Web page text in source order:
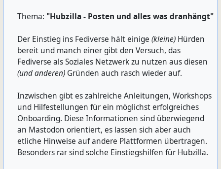
my surveillance-free, ad-free, tracker-free blog:
https://pluralistic.net/2026/04/23/poison-
pill/#kobayashied
1/
Thema: "Hubzilla - Posten und alles was dranhängt"
Der Einstieg ins Fediverse hält einige (kleine) Hürden
bereit und manch einer gibt den Versuch, das
Fediverse als Soziales Netzwerk zu nutzen aus diesen
(und anderen) Gründen auch rasch wieder auf.
Inzwischen gibt es zahlreiche Anleitungen, Workshops
und Hilfestellungen für ein möglichst erfolgreiches
Onboarding. Diese Informationen sind überwiegend
an Mastodon orientiert, es lassen sich aber auch
etliche Hinweise auf andere Plattformen übertragen.
Besonders rar sind solche Einstiegshilfen für Hubzilla.